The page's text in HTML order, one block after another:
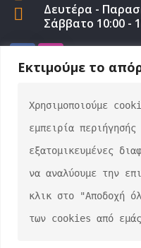
Εκτιμούμε το
Χρησιμοποιούμε
εμπειρία
εξατομικευμένες
να αναλύουμε την
κλικ στο "Αποδοχή
των cookies από
Δευτέρα -
Σάββατο 10:00 -
auto-verse.gr ©2022 |
Efstratiou